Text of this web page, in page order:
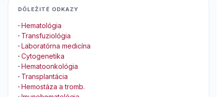
DÔLEŽITÉ ODKAZY
· Hematológia
· Transfuziológia
· Laboratórna medicína
· Cytogenetika
· Hematoonkológia
· Transplantácia
· Hemostáza a tromb.